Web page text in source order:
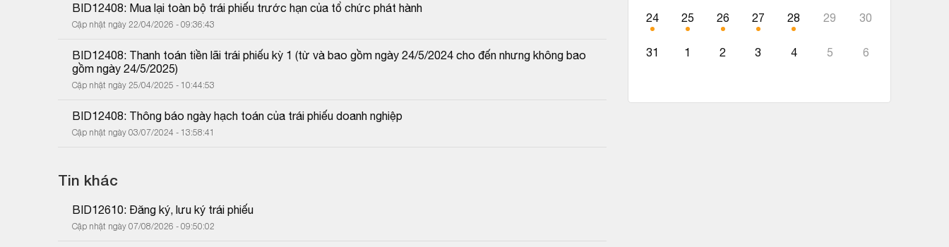
BID12408: Mua lại toàn bộ trái phiếu trước hạn của tổ chức phát hành
Cập nhật ngày 22/04/2026 - 09:36:43
BID12408: Thanh toán tiền lãi trái phiếu kỳ 1 (từ và bao gồm ngày 24/5/2024 cho đến nhưng không bao
gồm ngày 24/5/2025)
Cập nhật ngày 25/04/2025 - 10:44:53
BID12408: Thông báo ngày hạch toán của trái phiếu doanh nghiệp
Cập nhật ngày 03/07/2024 - 13:58:41
Tin khác
BID12610: Đăng ký, lưu ký trái phiếu
Cập nhật ngày 07/08/2026 - 09:50:02
24 25 26 27 28 29 30
31 1 2 3 4 5 6